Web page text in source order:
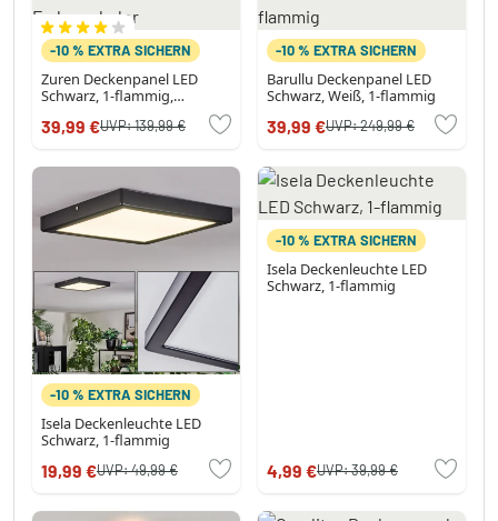
-10 % EXTRA SICHERN
Zuren Deckenpanel LED
Schwarz, 1-flammig,
39,99 €UVP:139,99 €
-10 % EXTRA SICHERN
Barullu Deckenpanel LED
Schwarz, Weiß, 1-flammig
39,99 €UVP:249,99 €
-10 % EXTRA SICHERN
Isela Deckenleuchte LED
Schwarz, 1-flammig
19,99 €UVP:49,99 €
-10 % EXTRA SICHERN
Isela Deckenleuchte LED
Schwarz, 1-flammig
4,99 €UVP:39,99 €